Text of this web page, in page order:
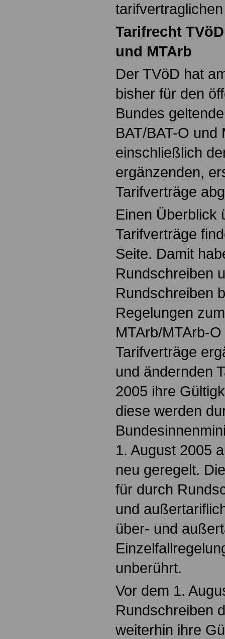
Tarifrecht
und MTArb
Der TVöD hat
bisher für den
Bundes
BAT/BAT-O und
einschließlich
ergänzenden,
Tarifverträge
Einen Überblick
Tarifverträge
Seite. Damit
Rundschreiben
Rundschreiben
Regelungen
MTArb/MTArb-
Tarifverträge
und ändernden
2005 ihre
diese werden
1. August 2005
neu geregelt.
für durch
und
über- und
unberührt.
Vor dem 1.
Rundschreiben
weiterhin ihre